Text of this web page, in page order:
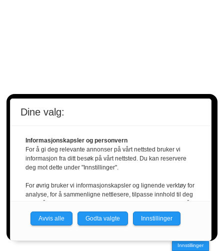
Få ferske nyheter rett i
innboksen!
Innstillinger
Dine valg:
Informasjonskapsler og personvern
For å gi deg relevante annonser på vårt nettsted bruker vi
informasjon fra ditt besøk på vårt nettsted. Du kan reservere
deg mot dette under "Innstillinger".
For øvrig bruker vi informasjonskapsler og lignende verktøy for
analyse, for å sammenligne nettlesere, tilpasse innhold til deg
personvernerklæring.
du få relevante annonser på nettstedene til medlemmene i
nettverket basert på informasjon fra dine besøk på tvers av
Avvis alle Godta valgte Innstillinger